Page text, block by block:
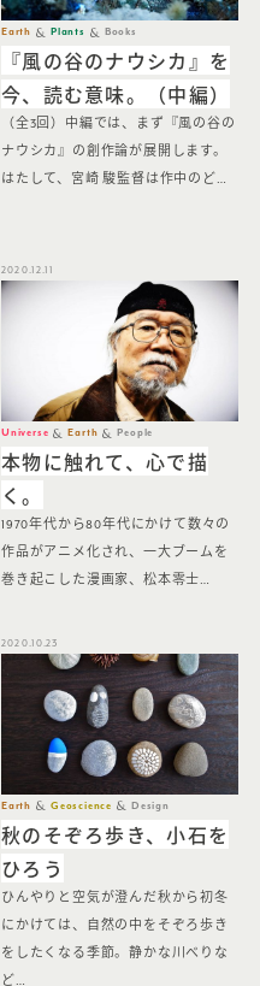
Earth Plants Books
『風の谷のナウシカ』を
今、読む意味。（中編）
（全3回）中編では、まず『風の谷の
ナウシカ』の創作論が展開します。
はたして、宮崎 駿監督は作中のど…
Universe Earth People
2020.12.11
本物に触れて、心で描
く。
1970年代から80年代にかけて数々の
作品がアニメ化され、一大ブームを
巻き起こした漫画家、松本零士…
Earth Geoscience Design
2020.10.23
秋のそぞろ歩き、小石を
ひろう
ひんやりと空気が澄んだ秋から初冬
にかけては、自然の中をそぞろ歩き
をしたくなる季節。静かな川べりな
ど…